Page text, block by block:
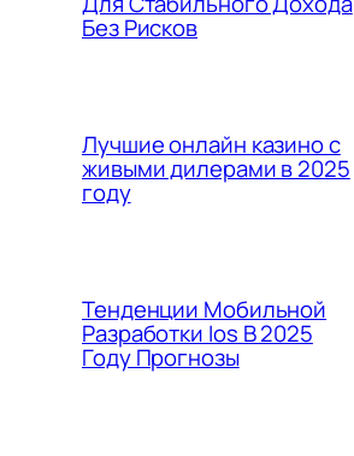
Без Рисков
Лучшие онлайн казино с
живыми дилерами в 2025
году
Тенденции Мобильной
Разработки Ios В 2025
Году Прогнозы